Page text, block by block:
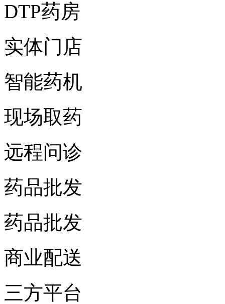
DTP药房
实体门店
智能药机
现场取药
远程问诊
药品批发
药品批发
商业配送
三方平台